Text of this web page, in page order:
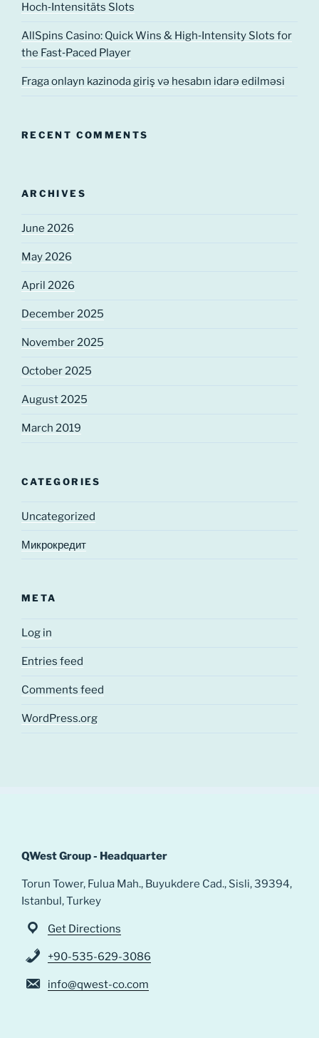
Hoch‑Intensitäts Slots
AllSpins Casino: Quick Wins & High‑Intensity Slots for
the Fast‑Paced Player
Fraga onlayn kazinoda giriş və hesabın idarə edilməsi
RECENT COMMENTS
ARCHIVES
June 2026
May 2026
April 2026
December 2025
November 2025
October 2025
August 2025
March 2019
CATEGORIES
Uncategorized
Микрокредит
META
Log in
Entries feed
Comments feed
WordPress.org
QWest Group - Headquarter
Torun Tower, Fulua Mah., Buyukdere Cad., Sisli, 39394,
Istanbul, Turkey
Get Directions
+90-535-629-3086
info@qwest-co.com